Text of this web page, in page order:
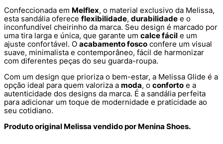
Confeccionada em Melflex, o material exclusivo da Melissa,
esta sandália oferece flexibilidade, durabilidade e o
inconfundível cheirinho da marca. Seu design é marcado por
uma tira larga e única, que garante um calce fácil e um
ajuste confortável. O acabamento fosco confere um visual
suave, minimalista e contemporâneo, fácil de harmonizar
com diferentes peças do seu guarda-roupa.
Com um design que prioriza o bem-estar, a Melissa Glide é a
opção ideal para quem valoriza a moda, o conforto e a
autenticidade dos designs da marca. É a sandália perfeita
para adicionar um toque de modernidade e praticidade ao
seu cotidiano.
Produto original Melissa vendido por Menina Shoes.